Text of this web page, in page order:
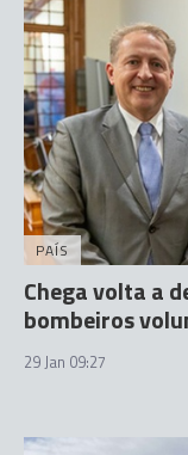
PAÍS
Chega volta a
bombeiros
29 Jan 09:27